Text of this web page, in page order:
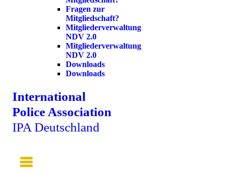
Fragen zur
Mitgliedschaft?
Mitgliederverwaltung
NDV 2.0
Mitgliederverwaltung
NDV 2.0
Downloads
Downloads
International
Police Association
IPA Deutschland
Main
Menu